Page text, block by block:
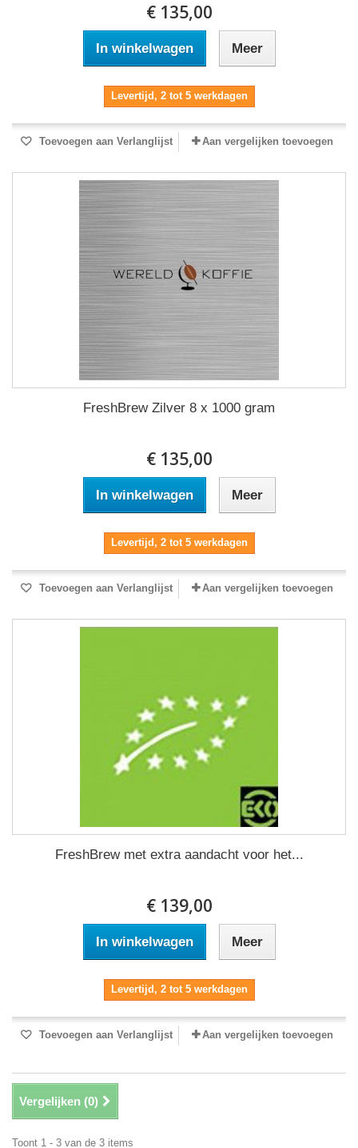
€ 135,00
In winkelwagen Meer
Levertijd, 2 tot 5 werkdagen
Toevoegen aan Verlanglijst Aan vergelijken toevoegen
FreshBrew Zilver 8 x 1000 gram
€ 135,00
In winkelwagen Meer
Levertijd, 2 tot 5 werkdagen
Toevoegen aan Verlanglijst Aan vergelijken toevoegen
FreshBrew met extra aandacht voor het...
€ 139,00
In winkelwagen Meer
Levertijd, 2 tot 5 werkdagen
Toevoegen aan Verlanglijst Aan vergelijken toevoegen
Vergelijken (0)
Toont 1 - 3 van de 3 items